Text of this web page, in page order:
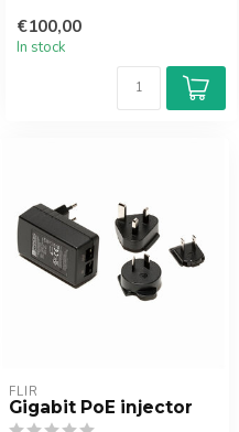
€100,00
In stock
FLIR
Gigabit PoE injector